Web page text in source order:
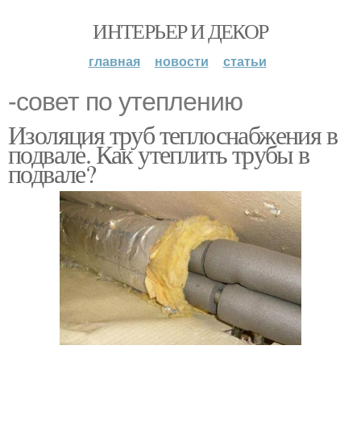
ИНТЕРЬЕР И ДЕКОР
главная новости статьи
-совет по утеплению
Изоляция труб теплоснабжения в
подвале. Как утеплить трубы в
подвале?